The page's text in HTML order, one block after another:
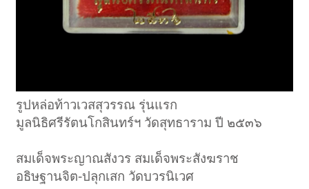
รูปหล่อท้าวเวสสุวรรณ รุ่นแรก
มูลนิธิศรีรัตนโกสินทร์ฯ วัดสุทธาราม ปี ๒๕๓๖
สมเด็จพระญาณสังวร สมเด็จพระสังฆราช
อธิษฐานจิต-ปลุกเสก วัดบวรนิเวศ